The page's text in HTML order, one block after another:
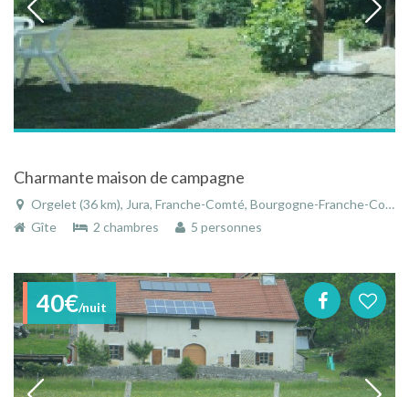
Charmante maison de campagne
Orgelet (36 km), Jura, Franche-Comté, Bourgogne-Franche-Comté, France
Gîte
2 chambres 5 personnes
40€/nuit